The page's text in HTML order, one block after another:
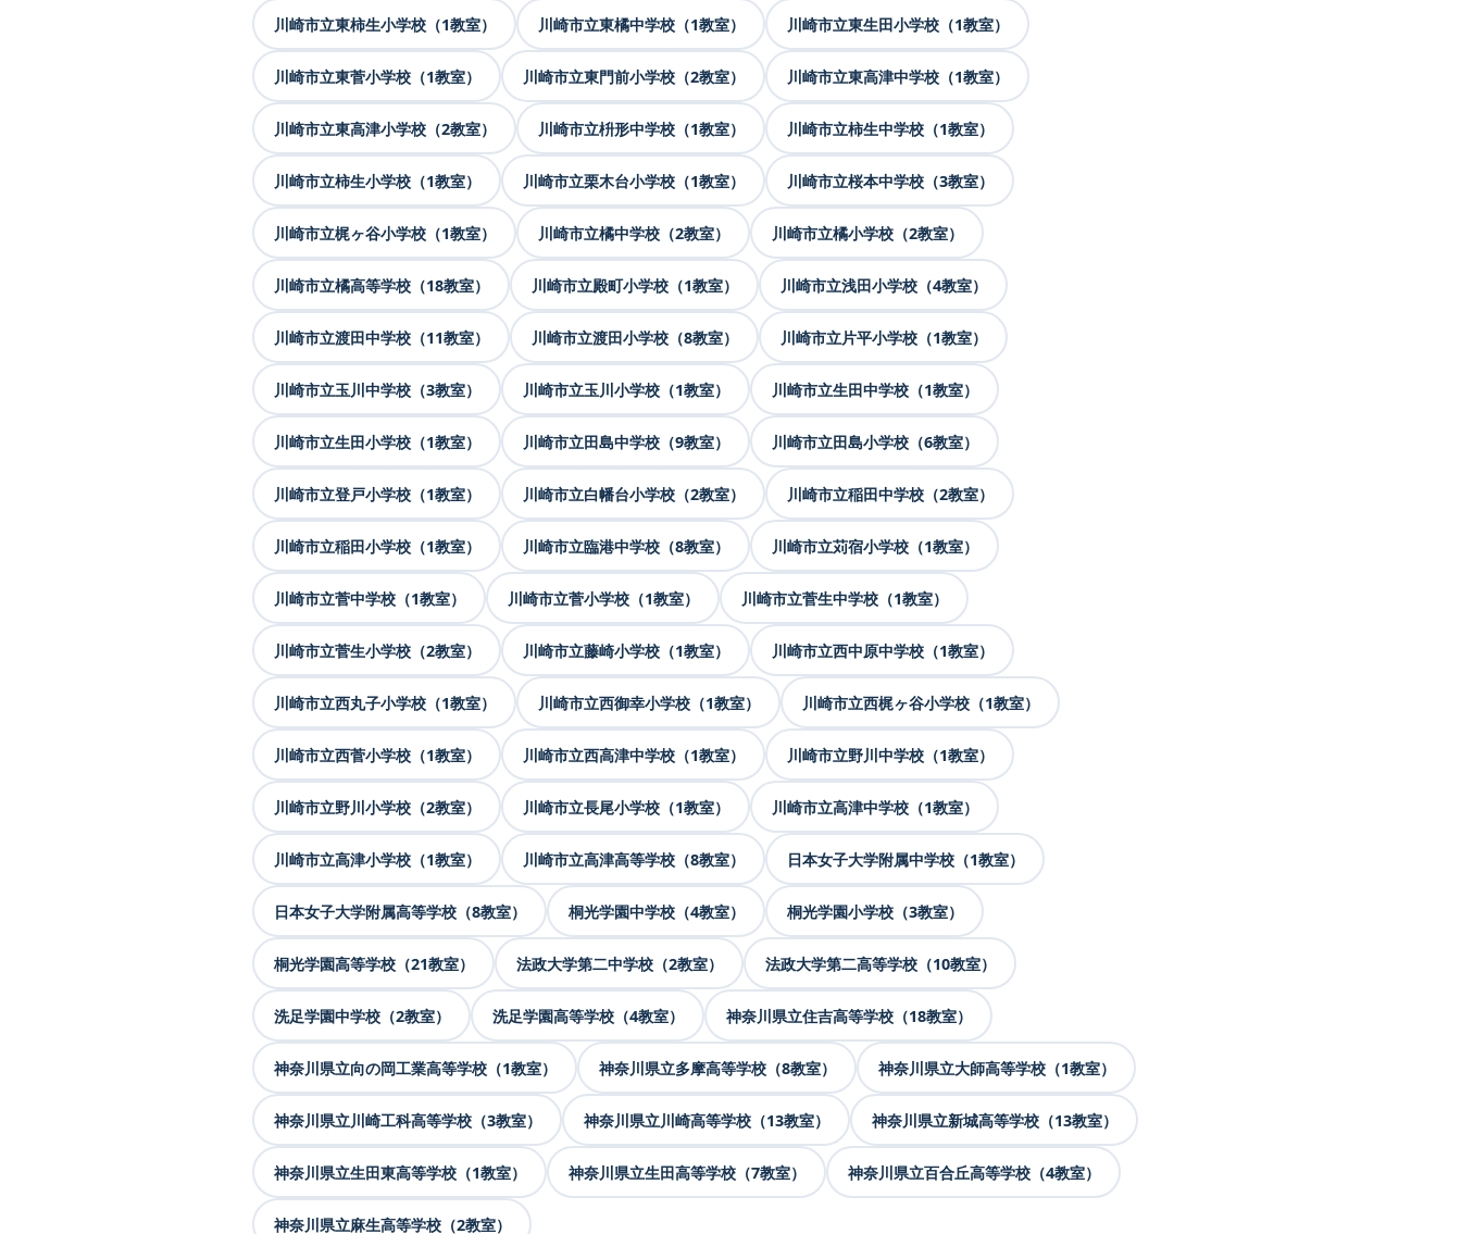
川崎市立東柿生小学校（1教室） 川崎市立東橘中学校（1教室） 川崎市立東生田小学校（1教室）
川崎市立東菅小学校（1教室） 川崎市立東門前小学校（2教室） 川崎市立東高津中学校（1教室）
川崎市立東高津小学校（2教室） 川崎市立枡形中学校（1教室） 川崎市立柿生中学校（1教室）
川崎市立柿生小学校（1教室） 川崎市立栗木台小学校（1教室） 川崎市立桜本中学校（3教室）
川崎市立梶ヶ谷小学校（1教室） 川崎市立橘中学校（2教室） 川崎市立橘小学校（2教室）
川崎市立橘高等学校（18教室） 川崎市立殿町小学校（1教室） 川崎市立浅田小学校（4教室）
川崎市立渡田中学校（11教室） 川崎市立渡田小学校（8教室） 川崎市立片平小学校（1教室）
川崎市立玉川中学校（3教室） 川崎市立玉川小学校（1教室） 川崎市立生田中学校（1教室）
川崎市立生田小学校（1教室） 川崎市立田島中学校（9教室） 川崎市立田島小学校（6教室）
川崎市立登戸小学校（1教室） 川崎市立白幡台小学校（2教室） 川崎市立稲田中学校（2教室）
川崎市立稲田小学校（1教室） 川崎市立臨港中学校（8教室） 川崎市立苅宿小学校（1教室）
川崎市立菅中学校（1教室） 川崎市立菅小学校（1教室） 川崎市立菅生中学校（1教室）
川崎市立菅生小学校（2教室） 川崎市立藤崎小学校（1教室） 川崎市立西中原中学校（1教室）
川崎市立西丸子小学校（1教室） 川崎市立西御幸小学校（1教室） 川崎市立西梶ヶ谷小学校（1教室）
川崎市立西菅小学校（1教室） 川崎市立西高津中学校（1教室） 川崎市立野川中学校（1教室）
川崎市立野川小学校（2教室） 川崎市立長尾小学校（1教室） 川崎市立高津中学校（1教室）
川崎市立高津小学校（1教室） 川崎市立高津高等学校（8教室） 日本女子大学附属中学校（1教室）
日本女子大学附属高等学校（8教室） 桐光学園中学校（4教室） 桐光学園小学校（3教室）
桐光学園高等学校（21教室） 法政大学第二中学校（2教室） 法政大学第二高等学校（10教室）
洗足学園中学校（2教室） 洗足学園高等学校（4教室） 神奈川県立住吉高等学校（18教室）
神奈川県立向の岡工業高等学校（1教室） 神奈川県立多摩高等学校（8教室） 神奈川県立大師高等学校（1教室）
神奈川県立川崎工科高等学校（3教室） 神奈川県立川崎高等学校（13教室） 神奈川県立新城高等学校（13教室）
神奈川県立生田東高等学校（1教室） 神奈川県立生田高等学校（7教室） 神奈川県立百合丘高等学校（4教室）
神奈川県立麻生高等学校（2教室）